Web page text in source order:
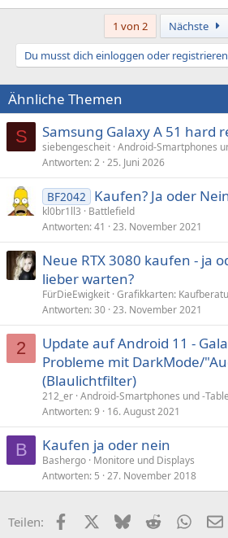
1 von 2 Nächste
Du musst dich einloggen oder
Ähnliche Themen
S Samsung Galaxy A 51 hard
siebengescheit Android-Smartphones
Antworten 2 25. Juni 2026
BF2042 Kaufen? Ja oder
kl0br1ll3
Battlefield
Antworten 41 23. November 2021
Neue RTX 3080 kaufen - ja
lieber warten?
FürDieEwigkeit Grafikkarten:
Antworten 30 23. November 2021
2
Update auf Android 11 -
Probleme mit DarkMode/
(Blaulichtfilter)
212_er Android-Smartphones und -
Antworten 9 16. August 2021
B Kaufen ja oder nein
Bashergo Monitore und Displays
Antworten 5 27. November 2018
Teilen: FacebookX (Twitter)
BlueskyReddit